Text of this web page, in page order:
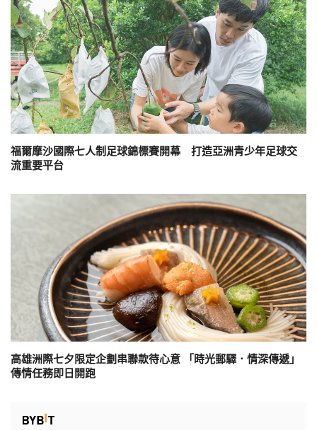
福爾摩沙國際七人制足球錦標賽開幕 打造亞洲青少年足球交
流重要平台
高雄洲際七夕限定企劃串聯款待心意 「時光郵驛．情深傳遞」
傳情任務即日開跑